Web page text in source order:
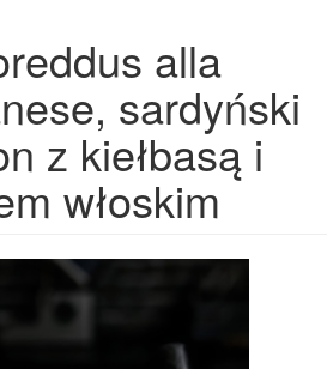
alla
sardyński
z kiełbasą i
włoskim